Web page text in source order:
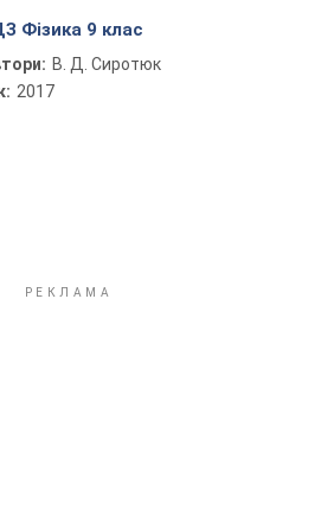
Фізика 9 клас
В. Д. Сиротюк
2017